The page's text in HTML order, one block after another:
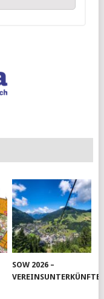
SOW 2026 –
VEREINSUNTERKÜNFTE